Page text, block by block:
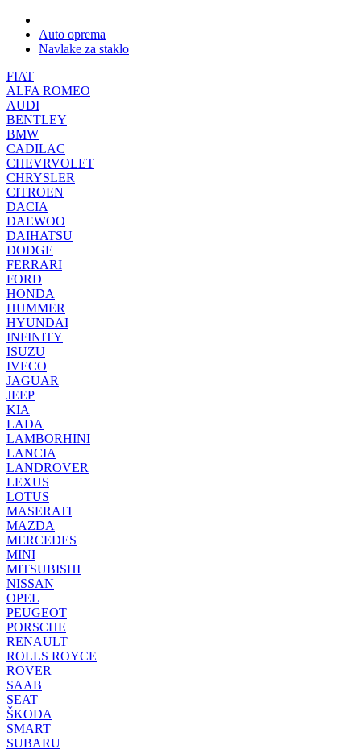
Auto oprema
Navlake za staklo
FIAT
ALFA ROMEO
AUDI
BENTLEY
BMW
CADILAC
CHEVRVOLET
CHRYSLER
CITROEN
DACIA
DAEWOO
DAIHATSU
DODGE
FERRARI
FORD
HONDA
HUMMER
HYUNDAI
INFINITY
ISUZU
IVECO
JAGUAR
JEEP
KIA
LADA
LAMBORHINI
LANCIA
LANDROVER
LEXUS
LOTUS
MASERATI
MAZDA
MERCEDES
MINI
MITSUBISHI
NISSAN
OPEL
PEUGEOT
PORSCHE
RENAULT
ROLLS ROYCE
ROVER
SAAB
SEAT
ŠKODA
SMART
SUBARU